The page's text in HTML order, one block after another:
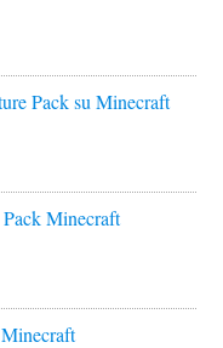
Pack su Minecraft
Pack Minecraft